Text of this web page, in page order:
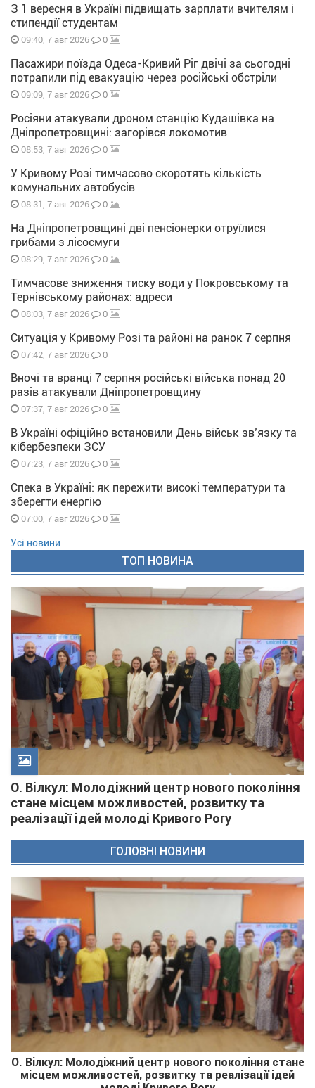
З 1 вересня в Україні підвищать зарплати вчителям і
стипендії студентам
09:40, 7 авг 2026 0
Пасажири поїзда Одеса-Кривий Ріг двічі за сьогодні
потрапили під евакуацію через російські обстріли
09:09, 7 авг 2026 0
Росіяни атакували дроном станцію Кудашівка на
Дніпропетровщині: загорівся локомотив
08:53, 7 авг 2026 0
У Кривому Розі тимчасово скоротять кількість
комунальних автобусів
08:31, 7 авг 2026 0
На Дніпропетровщині дві пенсіонерки отруїлися
грибами з лісосмуги
08:29, 7 авг 2026 0
Тимчасове зниження тиску води у Покровському та
Тернівському районах: адреси
08:03, 7 авг 2026 0
Ситуація у Кривому Розі та районі на ранок 7 серпня
07:42, 7 авг 2026 0
Вночі та вранці 7 серпня російські війська понад 20
разів атакували Дніпропетровщину
07:37, 7 авг 2026 0
В Україні офіційно встановили День військ зв’язку та
кібербезпеки ЗСУ
07:23, 7 авг 2026 0
Спека в Україні: як пережити високі температури та
зберегти енергію
07:00, 7 авг 2026 0
Усі новини
ТОП НОВИНА
О. Вілкул: Молодіжний центр нового покоління
стане місцем можливостей, розвитку та
реалізації ідей молоді Кривого Рогу
ГОЛОВНІ НОВИНИ
О. Вілкул: Молодіжний центр нового покоління стане
місцем можливостей, розвитку та реалізації ідей